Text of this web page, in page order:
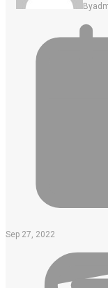
By
Sep 27, 2022